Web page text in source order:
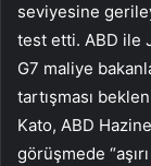
seviyesine
test etti. ABD ile
G7 maliye
tartışması
Kato, ABD
görüşmede